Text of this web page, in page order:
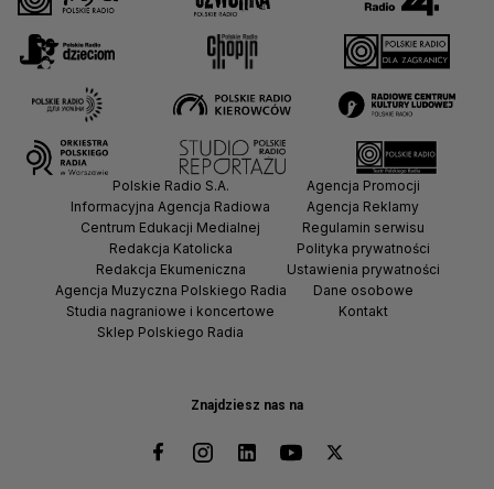
Znajdziesz nas na
Polskie Radio S.A.
Informacyjna Agencja Radiowa
Centrum Edukacji Medialnej
Redakcja Katolicka
Redakcja Ekumeniczna
Agencja Muzyczna Polskiego Radia
Studia nagraniowe i koncertowe
Sklep Polskiego Radia
Agencja Promocji
Agencja Reklamy
Regulamin serwisu
Polityka prywatności
Ustawienia prywatności
Dane osobowe
Kontakt